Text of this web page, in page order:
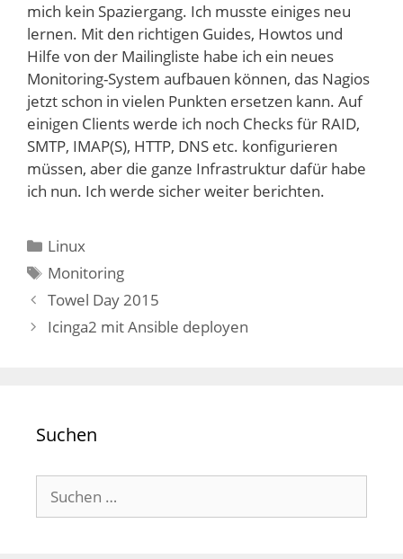
mich kein Spaziergang. Ich musste einiges neu
lernen. Mit den richtigen Guides, Howtos und
Hilfe von der Mailingliste habe ich ein neues
Monitoring-System aufbauen können, das Nagios
jetzt schon in vielen Punkten ersetzen kann. Auf
einigen Clients werde ich noch Checks für RAID,
SMTP, IMAP(S), HTTP, DNS etc. konfigurieren
müssen, aber die ganze Infrastruktur dafür habe
ich nun. Ich werde sicher weiter berichten.
Kategorien
Linux
Schlagwörter
Monitoring
Towel Day 2015
Icinga2 mit Ansible deployen
Suchen
Suchen
nach: